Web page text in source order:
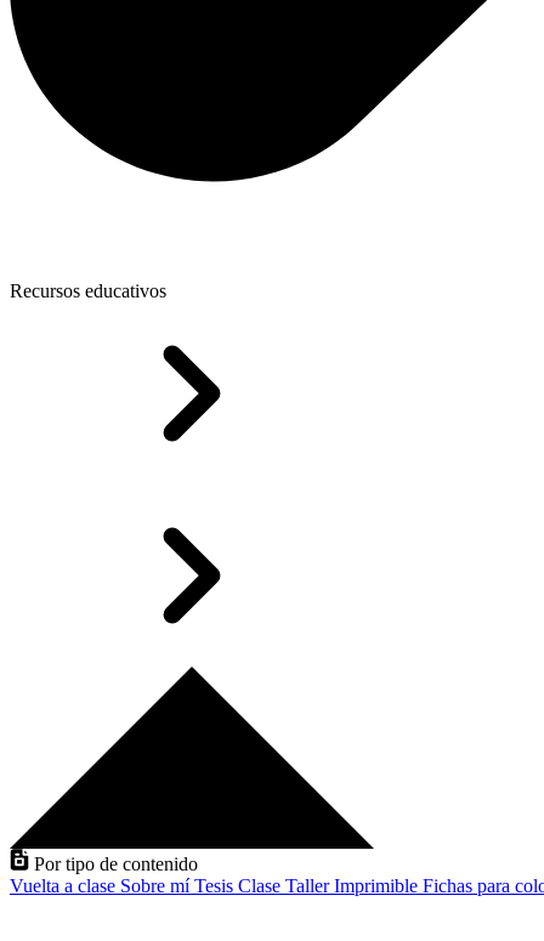
Recursos educativos
Por tipo de contenido
Vuelta a clase Sobre míTesis Clase TallerImprimible Fichas para